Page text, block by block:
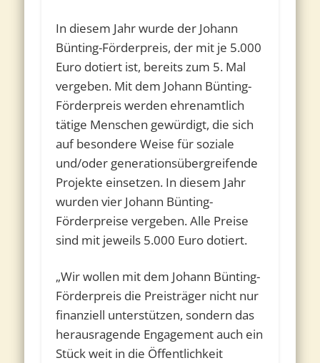
In diesem Jahr wurde der Johann
Bünting-Förderpreis, der mit je 5.000
Euro dotiert ist, bereits zum 5. Mal
vergeben. Mit dem Johann Bünting-
Förderpreis werden ehrenamtlich
tätige Menschen gewürdigt, die sich
auf besondere Weise für soziale
und/oder generationsübergreifende
Projekte einsetzen. In diesem Jahr
wurden vier Johann Bünting-
Förderpreise vergeben. Alle Preise
sind mit jeweils 5.000 Euro dotiert.
„Wir wollen mit dem Johann Bünting-
Förderpreis die Preisträger nicht nur
finanziell unterstützen, sondern das
herausragende Engagement auch ein
Stück weit in die Öffentlichkeit